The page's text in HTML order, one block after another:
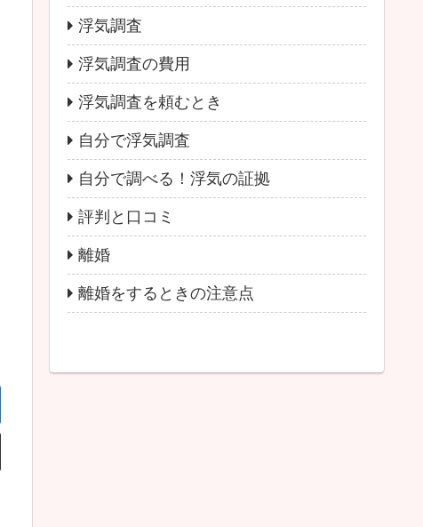
浮気調査
浮気調査の費用
浮気調査を頼むとき
自分で浮気調査
自分で調べる！浮気の証拠
評判と口コミ
離婚
離婚をするときの注意点